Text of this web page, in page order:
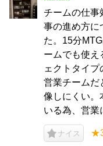
チームの仕事
事の進め方に
た。15分
ームでも使え
ェクトタイ
営業チームだ
像しにくい。
いる為、営業
ナイス